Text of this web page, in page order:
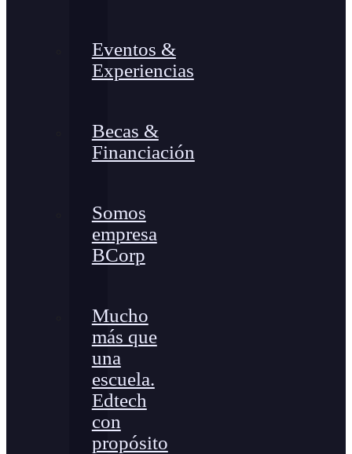
Eventos &
Experiencias
Becas &
Financiación
Somos
empresa
BCorp
Mucho
más que
una
escuela.
Edtech
con
propósito